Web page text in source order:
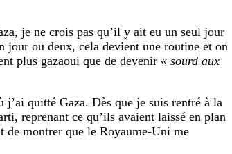
je ne crois pas qu’il y ait eu un seul jour
jour ou deux, cela devient une routine et on
plus gazaoui que de devenir « sourd aux
j’ai quitté Gaza. Dès que je suis rentré à la
reprenant ce qu’ils avaient laissé en plan
de montrer que le Royaume-Uni me